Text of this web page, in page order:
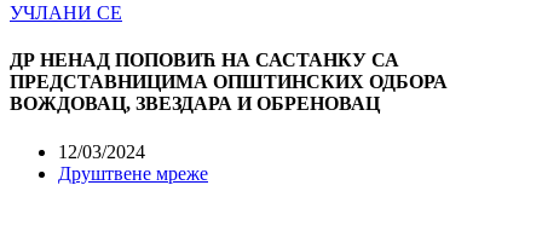
УЧЛАНИ СЕ
ДР НЕНАД ПОПОВИЋ НА САСТАНКУ СА
ПРЕДСТАВНИЦИМА ОПШТИНСКИХ ОДБОРА
ВОЖДОВАЦ, ЗВЕЗДАРА И ОБРЕНОВАЦ
12/03/2024
Друштвене мреже